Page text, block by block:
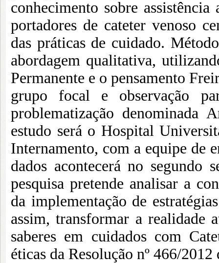
conhecimento sobre
portadores de cateter venoso
das práticas de cuidado.
abordagem qualitativa,
Permanente e o pensamento
grupo focal e observação
problematização denominada
estudo será o Hospital
Internamento, com a equipe de
dados acontecerá no segundo
pesquisa pretende analisar a
da implementação de
assim, transformar a realidade
saberes em cuidados com
éticas da Resolução nº 466/